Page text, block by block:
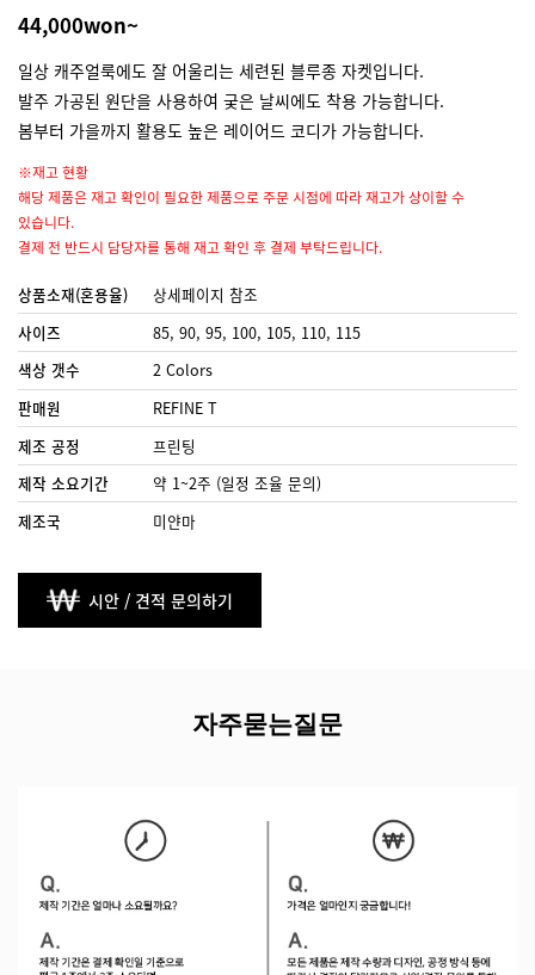
44,000won~
일상 캐주얼룩에도 잘 어울리는 세련된 블루종 자켓입니다.
발주 가공된 원단을 사용하여 궂은 날씨에도 착용 가능합니다.
봄부터 가을까지 활용도 높은 레이어드 코디가 가능합니다.
※재고 현황
해당 제품은 재고 확인이 필요한 제품으로 주문 시점에 따라 재고가 상이할 수
있습니다.
결제 전 반드시 담당자를 통해 재고 확인 후 결제 부탁드립니다.
상품소재(혼용율)
상세페이지 참조
사이즈
85, 90, 95, 100, 105, 110, 115
색상 갯수
2 Colors
판매원
REFINE T
제조 공정
프린팅
제작 소요기간
약 1~2주 (일정 조율 문의)
제조국
미얀마
시안 / 견적 문의하기
자주묻는질문